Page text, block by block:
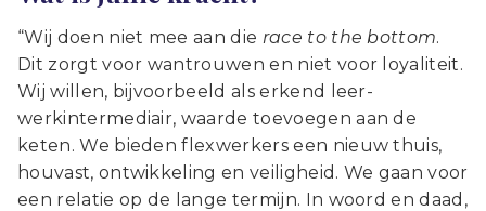
“Wij doen niet mee aan die race to the bottom.
Dit zorgt voor wantrouwen en niet voor loyaliteit.
Wij willen, bijvoorbeeld als erkend leer-
werkintermediair, waarde toevoegen aan de
keten. We bieden flexwerkers een nieuw thuis,
houvast, ontwikkeling en veiligheid. We gaan voor
een relatie op de lange termijn. In woord en daad,